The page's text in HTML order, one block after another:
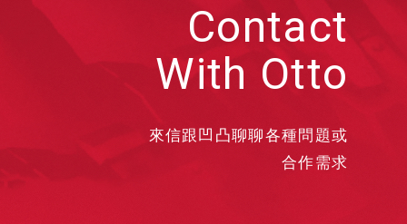
Contact
With Otto
來信跟凹凸聊聊各種問題或
合作需求